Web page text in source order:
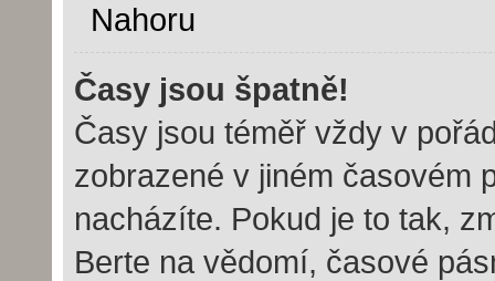
Nahoru
Časy jsou špatně!
Časy jsou téměř vždy v
zobrazené v jiném časovém
nacházíte. Pokud je to tak,
Berte na vědomí, časové